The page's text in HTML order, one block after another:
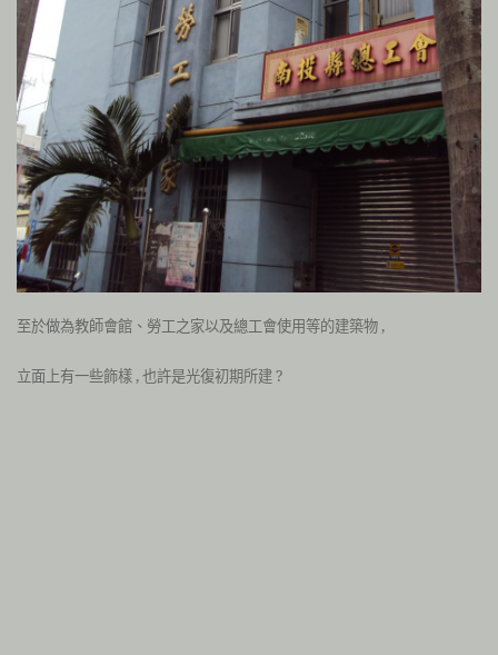
至於做為教師會館、勞工之家以及總工會使用等的建築物 ,
立面上有一些飾樣 , 也許是光復初期所建 ?